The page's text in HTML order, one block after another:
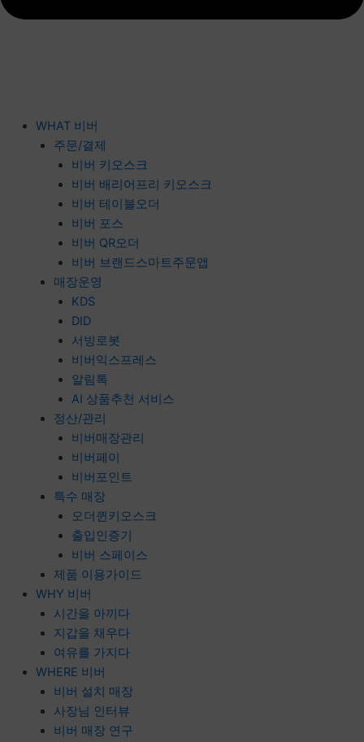
WHAT 비버
주문/결제
비버 키오스크
비버 배리어프리 키오스크
비버 테이블오더
비버 포스
비버 QR오더
비버 브랜드스마트주문앱
매장운영
KDS
DID
서빙로봇
비버익스프레스
알림톡
AI 상품추천 서비스
정산/관리
비버매장관리
비버페이
비버포인트
특수 매장
오더퀸키오스크
출입인증기
비버 스페이스
제품 이용가이드
WHY 비버
시간을 아끼다
지갑을 채우다
여유를 가지다
WHERE 비버
비버 설치 매장
사장님 인터뷰
비버 매장 연구